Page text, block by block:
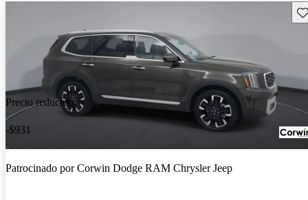
Precio reducido
-$931
Patrocinado porCorwin Dodge RAM Chrysler Jeep